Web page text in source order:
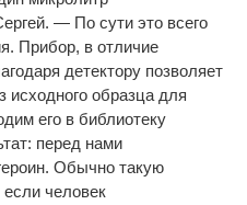
— По сути это всего
Прибор, в отличие
детектору позволяет
исходного образца для
его в библиотеку
перед нами
Обычно такую
человек